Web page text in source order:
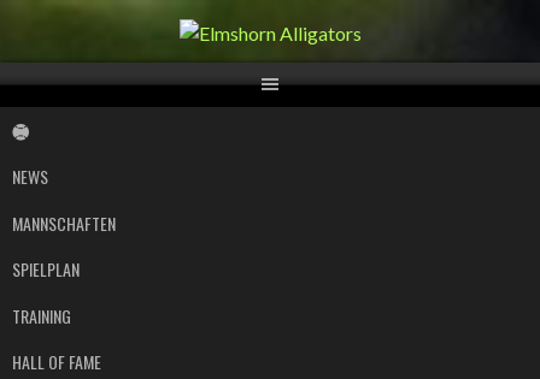
Springe
Inhalt
NEWS
MANNSCHAFTEN
SPIELPLAN
TRAINING
HALL OF FAME